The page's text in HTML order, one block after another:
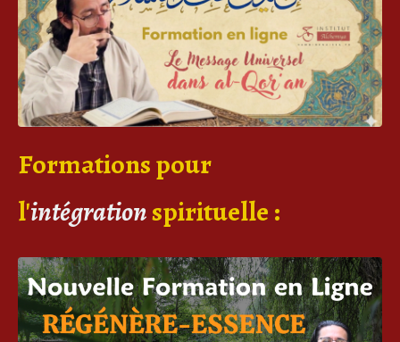
Formations pour
l'intégrationspirituelle :